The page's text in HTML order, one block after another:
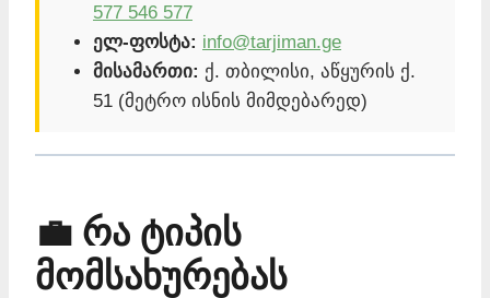
577 546 577
ელ-ფოსტა: info@tarjiman.ge
მისამართი: ქ. თბილისი, აწყურის ქ.
51 (მეტრო ისნის მიმდებარედ)
💼 რა ტიპის
მომსახურებას